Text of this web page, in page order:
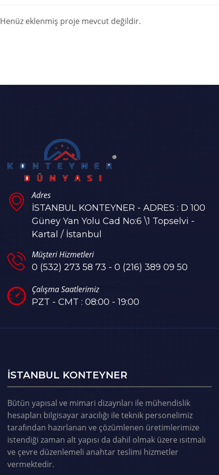
Henüz eklenmiş proje mevcut değildir.
Adres
İSTANBUL KONTEYNER - ADRES : D 100
Güney Yan Yolu Cad No:6 \1 Topselvi -
Kartal / İstanbul
Müşteri Hizmetleri
0 (532) 273 58 73 - 0 (216) 389 09 50
Çalışma Saatlerimiz
PZT - CMT : 08:00 - 19:00
ISTANBUL KONTEYNER
Bütün yapısal ve mimari dizaynları ile mühendislik
hesapları bilgisayar aracılığı ile teknik personelimiz
tarafından hazırlanan ve çözümlenen üretimlerimize
istendiği zaman alt yapısı da dahil olmak üzere ısıtmalı
ve çevre düzenlemeli anahtar teslimi hizmetler
vermektedir.